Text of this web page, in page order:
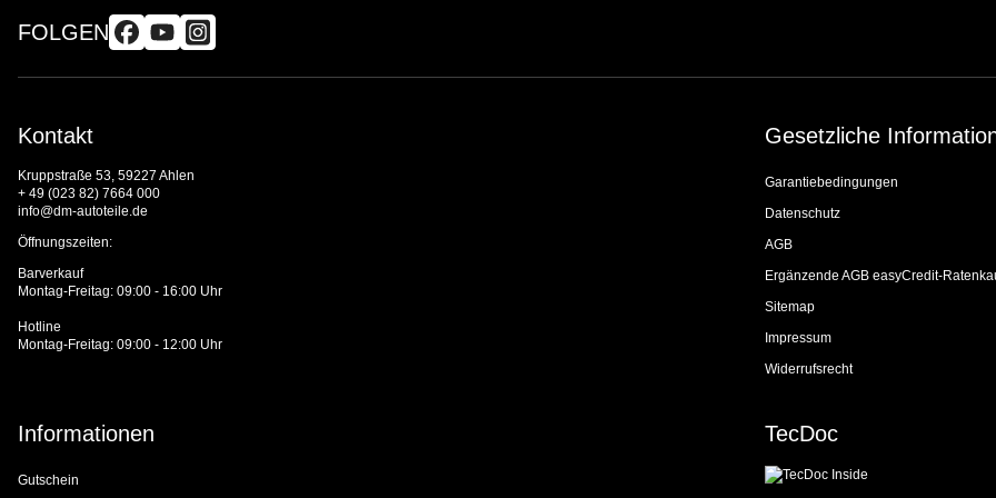
FOLGEN
Kontakt
Kruppstraße 53, 59227 Ahlen
+ 49 (023 82) 7664 000
info@dm-autoteile.de
Öffnungszeiten:
Barverkauf
Montag-Freitag: 09:00 - 16:00 Uhr
Hotline
Montag-Freitag: 09:00 - 12:00 Uhr
Gesetzliche
Garantiebedingungen
Datenschutz
AGB
Ergänzende AGB easyCredit-
Sitemap
Impressum
Widerrufsrecht
Informationen
Gutschein
TecDoc